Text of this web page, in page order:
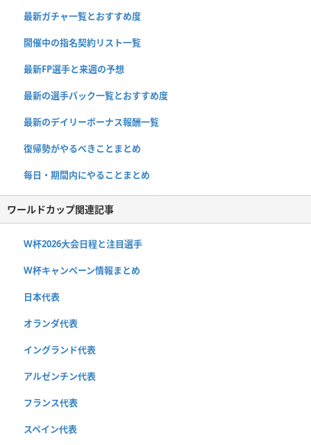
最新ガチャ一覧とおすすめ度
開催中の指名契約リスト一覧
最新FP選手と来週の予想
最新の選手パック一覧とおすすめ度
最新のデイリーボーナス報酬一覧
復帰勢がやるべきことまとめ
毎日・期間内にやることまとめ
ワールドカップ関連記事
W杯2026大会日程と注目選手
W杯キャンペーン情報まとめ
日本代表
オランダ代表
イングランド代表
アルゼンチン代表
フランス代表
スペイン代表